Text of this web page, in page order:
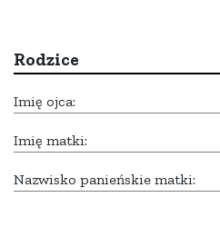
Rodzice
Imię ojca:
Imię matki:
Nazwisko panieńskie matki: